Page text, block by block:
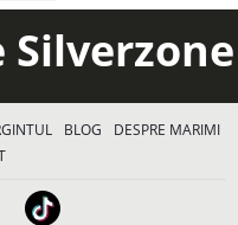
BLOG
DESPRE MARIMI